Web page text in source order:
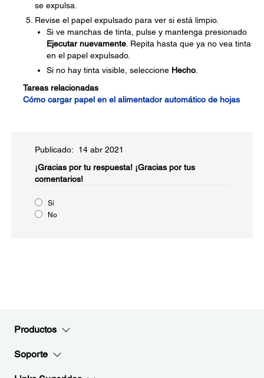
se expulsa.
Revise el papel expulsado para ver si está limpio.
Si ve manchas de tinta, pulse y mantenga presionado
Ejecutar nuevamente . Repita hasta que ya no vea tinta
en el papel expulsado.
Si no hay tinta visible, seleccione Hecho
Tareas relacionadas
Cómo cargar papel en el alimentador automático de hojas
Publicado: 14 abr 2021
¡Gracias por tu respuesta! ¡Gracias por tus
comentarios!
Sí
No
Productos
Soporte